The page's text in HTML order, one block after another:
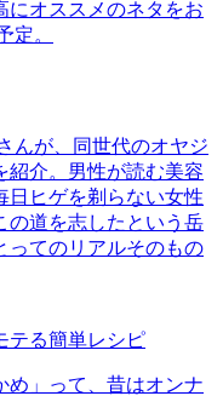
にオススメのネタをお
定。
んが、同世代のオヤジ
紹介。男性が読む美容
日ヒゲを剃らない女性
の道を志したという岳
ってのリアルそのもの
テる簡単レシピ
め」って、昔はオンナ